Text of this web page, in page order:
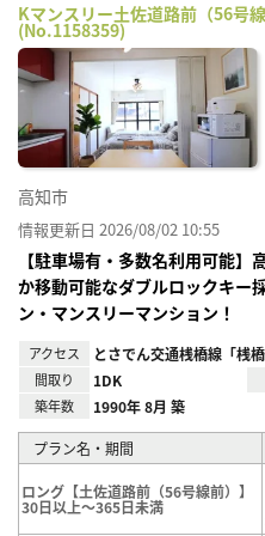
Kマンスリー土佐道路前（56号
(No.1158359)
高知市
情報更新日 2026/08/02 10:55
【駐車場有・多数名利用可能
か移動可能なダブルロックキー
ン・マンスリーマンション！
アクセス とさでん交通桟橋線「桟
間取り 1DK
築年数 1990年 8月 築
プラン名・期間
ロング【土佐道路前（56号線前）】
30日以上～365日未満